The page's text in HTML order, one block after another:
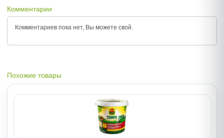
Комментарии
Комментариев пока нет, Вы можете свой.
Похожие товары